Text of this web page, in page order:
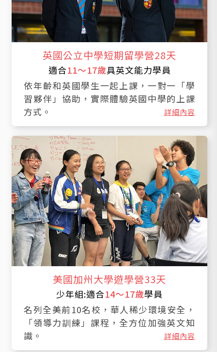
英國公立中學短期留學營28天
適合11～17歲具英文能力學員
依年齡和英國學生一起上課，一對一「學
習夥伴」協助，實際體驗英國中學的上課
方式。
詳細內容
美國加州大學遊學營33天
少年組:適合14～17歲學員
名列全美前10名校，華人稀少環境安全，
「領導力訓練」課程，全方位加強英文知
識。
詳細內容